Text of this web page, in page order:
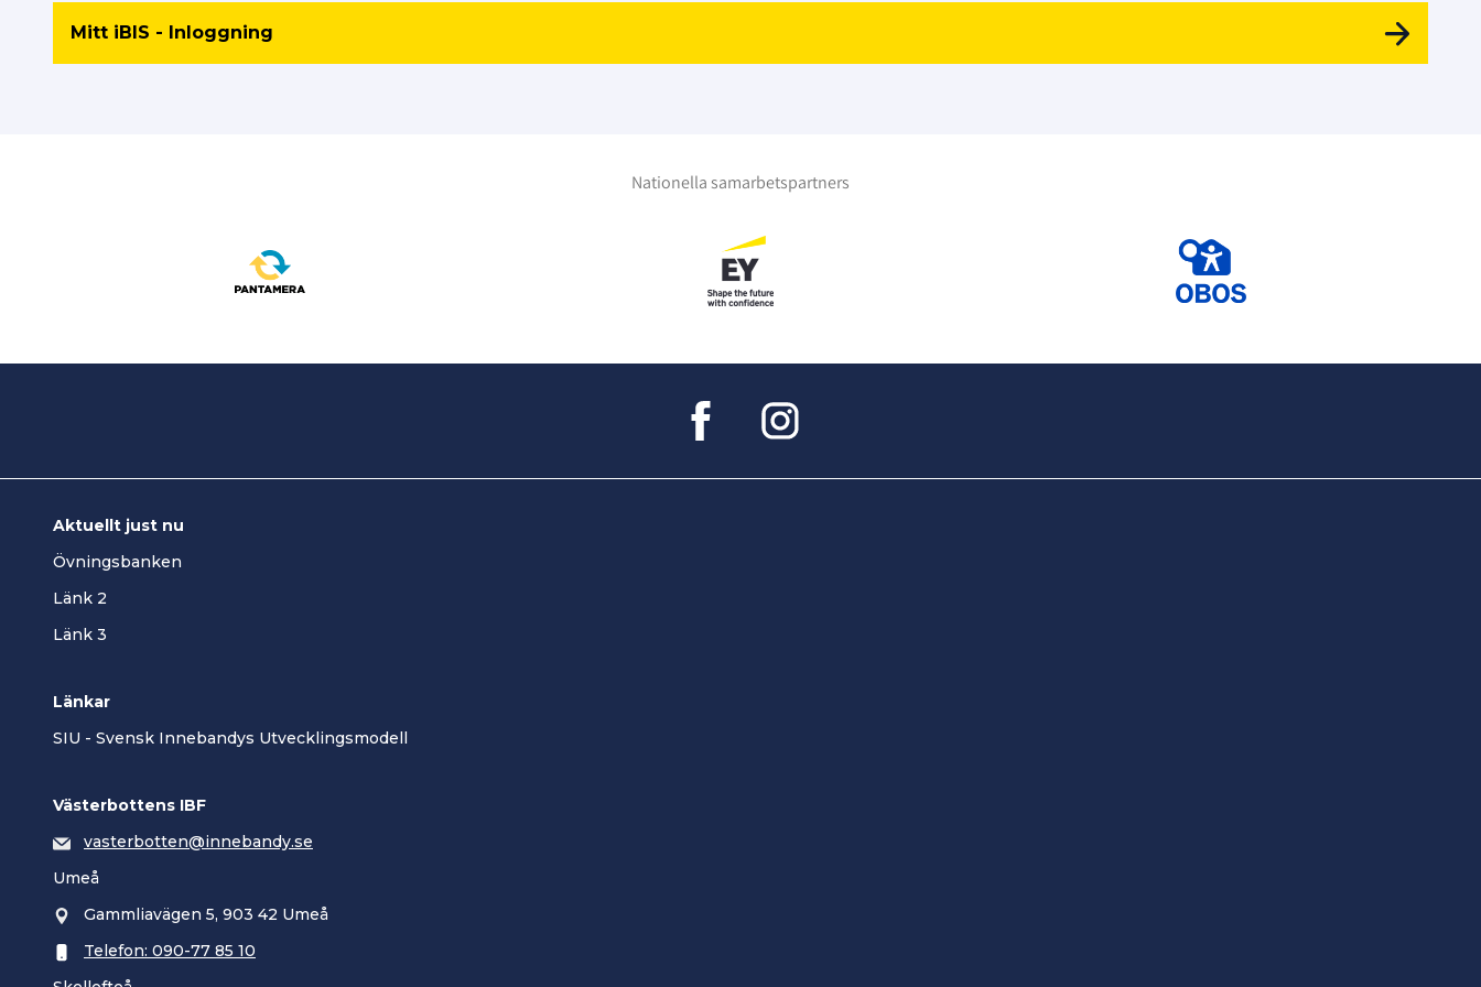
Mitt iBIS - Inloggning
Nationella samarbetspartners
Aktuellt just nu
Övningsbanken
Länk 2
Länk 3
Länkar
SIU - Svensk Innebandys Utvecklingsmodell
Västerbottens IBF
vasterbotten@innebandy.se
Umeå
Gammliavägen 5, 903 42 Umeå
Telefon: 090-77 85 10